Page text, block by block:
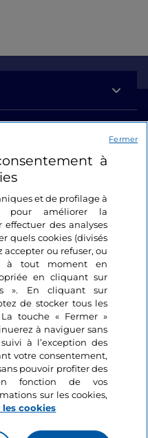
à
et de profilage à
pour améliorer la
des analyses
quels cookies (divisés
accepter ou refuser, ou
à tout moment en
en cliquant sur
». En cliquant sur
de stocker tous les
touche « Fermer »
à naviguer sans
à l’exception des
votre consentement,
pouvoir profiter des
fonction de vos
sur les cookies,
cookies
Fermer